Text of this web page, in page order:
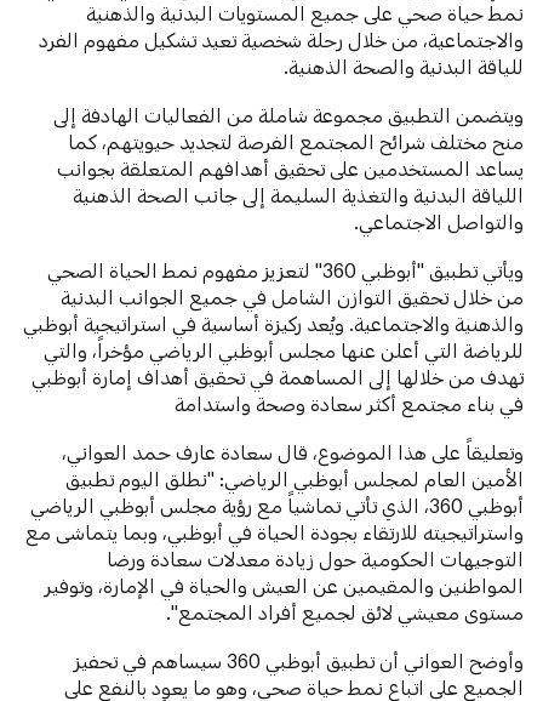
نمط حياة صحي على جميع المستويات البدنية والذهنية
والاجتماعية، من خلال رحلة شخصية تعيد تشكيل مفهوم الفرد
للياقة البدنية والصحة الذهنية.
ويتضمن التطبيق مجموعة شاملة من الفعاليات الهادفة إلى
منح مختلف شرائح المجتمع الفرصة لتجديد حيويتهم، كما
يساعد المستخدمين على تحقيق أهدافهم المتعلقة بجوانب
اللياقة البدنية والتغذية السليمة إلى جانب الصحة الذهنية
والتواصل الاجتماعي.
ويأتي تطبيق "أبوظبي 360" لتعزيز مفهوم نمط الحياة الصحي
من خلال تحقيق التوازن الشامل في جميع الجوانب البدنية
والذهنية والاجتماعية. ويُعد ركيزة أساسية في استراتيجية أبوظبي
للرياضة التي أعلن عنها مجلس أبوظبي الرياضي مؤخراً، والتي
تهدف من خلالها إلى المساهمة في تحقيق أهداف إمارة أبوظبي
في بناء مجتمع أكثر سعادة وصحة واستدامة
وتعليقاً على هذا الموضوع، قال سعادة عارف حمد العواني،
الأمين العام لمجلس أبوظبي الرياضي: "نطلق اليوم تطبيق
أبوظبي 360، الذي تأتي تماشياً مع رؤية مجلس أبوظبي الرياضي
واستراتيجيته للارتقاء بجودة الحياة في أبوظبي، وبما يتماشى مع
التوجيهات الحكومية حول زيادة معدلات سعادة ورضا
المواطنين والمقيمين عن العيش والحياة في الإمارة، وتوفير
مستوى معيشي لائق لجميع أفراد المجتمع".
وأوضح العواني أن تطبيق أبوظبي 360 سيساهم في تحفيز
الجميع على اتباع نمط حياة صحي، وهو ما يعود بالنفع على